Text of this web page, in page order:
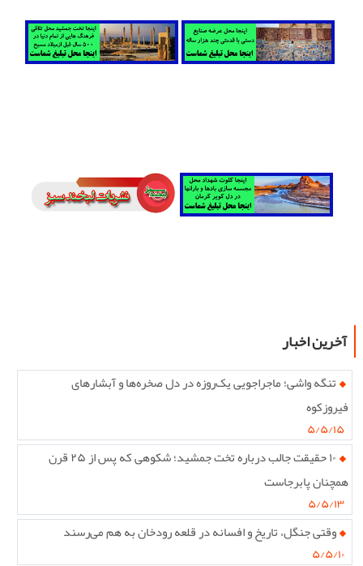
آخرین اخبار
تنگه واشی؛ ماجراجویی یک‌روزه در دل صخره‌ها و آبشارهای
فیروزکوه
۵/۵/۱۵
۱۰ حقیقت جالب درباره تخت جمشید؛ شکوهی که پس از ۲۵ قرن
همچنان پابرجاست
۵/۵/۱۳
وقتی جنگل، تاریخ و افسانه در قلعه رودخان به هم می‌رسند
۵/۵/۱۰